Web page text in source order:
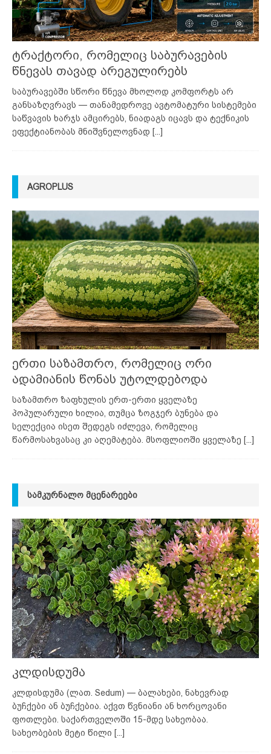
ტრაქტორი, რომელიც საბურავების
წნევას თავად არეგულირებს
საბურავებში სწორი წნევა მხოლოდ კომფორტს არ
განსაზღვრავს — თანამედროვე ავტომატური სისტემები
საწვავის ხარჯს ამცირებს, ნიადაგს იცავს და ტექნიკის
ეფექტიანობას მნიშვნელოვნად [...]
AGROPLUS
ერთი საზამთრო, რომელიც ორი
ადამიანის წონას უტოლდებოდა
საზამთრო ზაფხულის ერთ-ერთი ყველაზე
პოპულარული ხილია, თუმცა ზოგჯერ ბუნება და
სელექცია ისეთ შედეგს იძლევა, რომელიც
წარმოსახვასაც კი აღემატება. მსოფლიოში ყველაზე [...]
ᲡᲐᲛᲙᲣᲠᲜᲐᲚᲝ ᲛᲪᲔᲜᲐᲠᲔᲔᲑᲘ
კლდისდუმა
კლდისდუმა (ლათ. Sedum) — ბალახები, ნახევრად
ბუჩქები ან ბუჩქებია. აქვთ წვნიანი ან ხორცოვანი
ფოთლები. საქართველოში 15-მდე სახეობაა.
სახეობების მეტი წილი [...]